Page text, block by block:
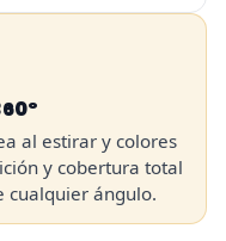
al estirar y colores
y cobertura total
cualquier ángulo.